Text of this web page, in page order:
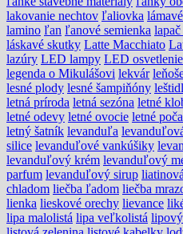
lakovanie nechtov ľaliovka
lamino ľan ľanové semienka
láskavé skutky Latte Macchiato
lazúry LED lampy LED osvetlenie
legenda o Mikulášovi lekvár
lesné plody lesné šampiňóny
letná príroda letná sezóna letné
letné odevy letné ovocie letné
letný šatník levanduľa
silice levanduľové vankúšiky
levanduľový krém levanduľový
parfum levanduľový sirup
chladom liečba ľadom liečba
lienka lieskové orechy lievance
lipa malolistá lipa veľkolistá